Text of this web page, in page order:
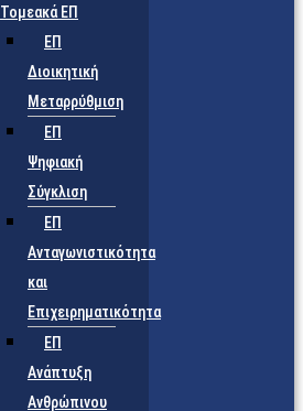
Τομεακά ΕΠ
ΕΠ
Διοικητική
Μεταρρύθμιση
ΕΠ
Ψηφιακή
Σύγκλιση
ΕΠ
Ανταγωνιστικότητα
και
Επιχειρηματικότητα
ΕΠ
Ανάπτυξη
Ανθρώπινου